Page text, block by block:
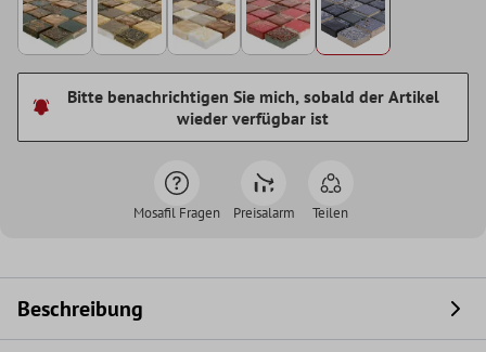
Bitte benachrichtigen Sie mich, sobald der Artikel
wieder verfügbar ist
Mosafil Fragen Preisalarm Teilen
Beschreibung